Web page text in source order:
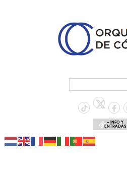
+ INFO Y
ENTRADAS